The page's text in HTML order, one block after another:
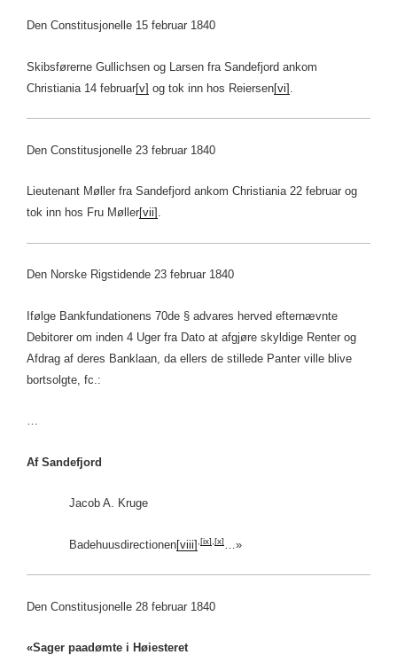
Den Constitusjonelle 15 februar 1840
Skibsførerne Gullichsen og Larsen fra Sandefjord ankom
Christiania 14 februar[v] og tok inn hos Reiersen[vi]
Den Constitusjonelle 23 februar 1840
Lieutenant Møller fra Sandefjord ankom Christiania 22 februar og
tok inn hos Fru Møller[vii] .
Den Norske Rigstidende 23 februar 1840
Ifølge Bankfundationens 70de § advares herved efternævnte
Debitorer om inden 4 Uger fra Dato at afgjøre skyldige Renter og
Afdrag af deres Banklaan, da ellers de stillede Panter ville blive
bortsolgte, fc.:
…
Af Sandefjord
Jacob A. Kruge
Badehuusdirectionen[viii] [ix] [x] …»
Den Constitusjonelle 28 februar 1840
«Sager paadømte i Høiesteret